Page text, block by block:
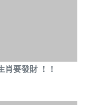
肖要發財 ！！